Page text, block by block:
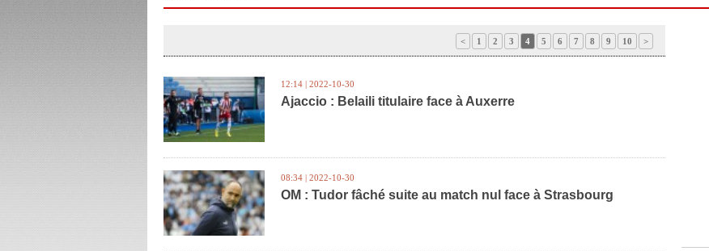
< 1 2 3 4 5 6 7 8 9 10 >
12:14 | 2022-10-30
Ajaccio : Belaili titulaire face à Auxerre
08:34 | 2022-10-30
OM : Tudor fâché suite au match nul face à Strasbourg